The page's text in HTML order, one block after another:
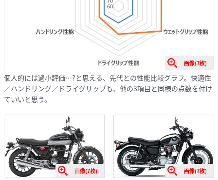
画像(7枚)
個人的には過小評価…?と思える、先代との性能比較グラフ。快適性
／ハンドリング／ドライグリップも、他の3項目と同様の点数を付け
ていいと思う。
画像(7枚) 画像(7枚)